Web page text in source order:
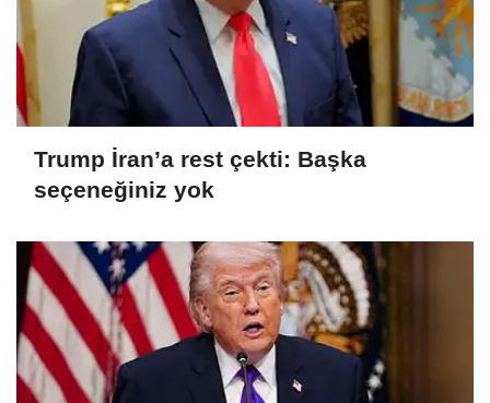
Trump İran’a rest çekti: Başka
seçeneğiniz yok